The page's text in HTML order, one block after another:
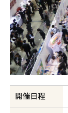
開催日程